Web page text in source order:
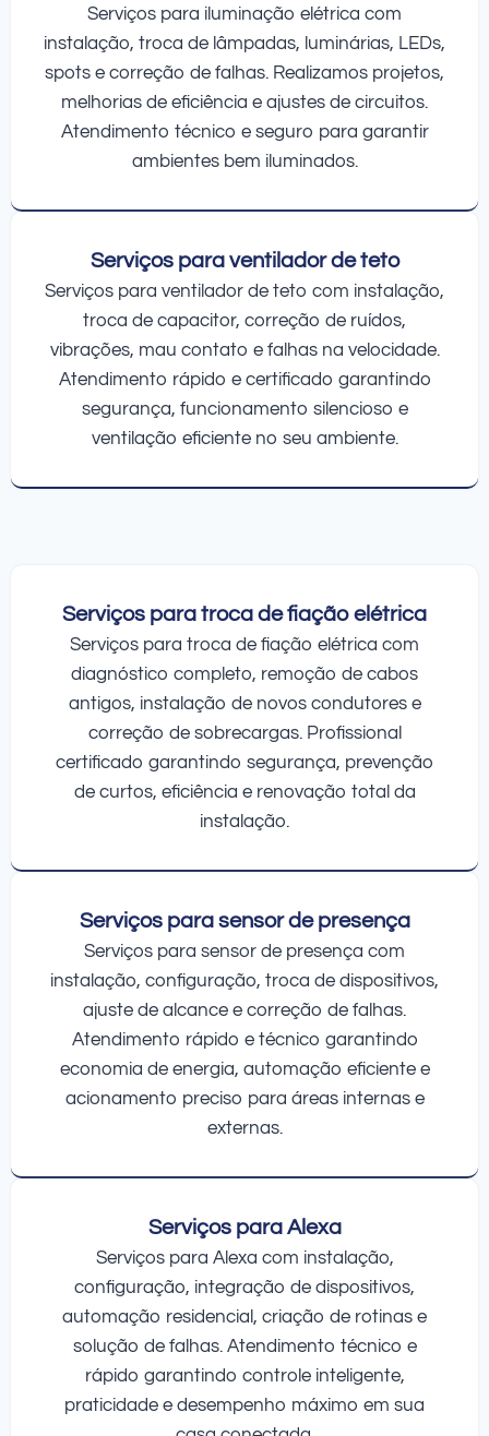
Serviços para iluminação elétrica com
instalação, troca de lâmpadas, luminárias, LEDs,
spots e correção de falhas. Realizamos projetos,
melhorias de eficiência e ajustes de circuitos.
Atendimento técnico e seguro para garantir
ambientes bem iluminados.
Serviços para ventilador de teto
Serviços para ventilador de teto com instalação,
troca de capacitor, correção de ruídos,
vibrações, mau contato e falhas na velocidade.
Atendimento rápido e certificado garantindo
segurança, funcionamento silencioso e
ventilação eficiente no seu ambiente.
Serviços para troca de fiação elétrica
Serviços para troca de fiação elétrica com
diagnóstico completo, remoção de cabos
antigos, instalação de novos condutores e
correção de sobrecargas. Profissional
certificado garantindo segurança, prevenção
de curtos, eficiência e renovação total da
instalação.
Serviços para sensor de presença
Serviços para sensor de presença com
instalação, configuração, troca de dispositivos,
ajuste de alcance e correção de falhas.
Atendimento rápido e técnico garantindo
economia de energia, automação eficiente e
acionamento preciso para áreas internas e
externas.
Serviços para Alexa
Serviços para Alexa com instalação,
configuração, integração de dispositivos,
automação residencial, criação de rotinas e
solução de falhas. Atendimento técnico e
rápido garantindo controle inteligente,
praticidade e desempenho máximo em sua